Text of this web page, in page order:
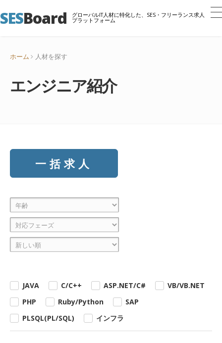
SESBoard グローバルIT人材に特化した、SES・フリーランス求人
プラットフォーム
ホーム 人材を探す
エンジニア紹介
一括求人
JAVA C/C++ ASP.NET/C#
VB/VB.NET
PHP
Ruby/Python
SAP
PLSQL(PL/SQL)
インフラ